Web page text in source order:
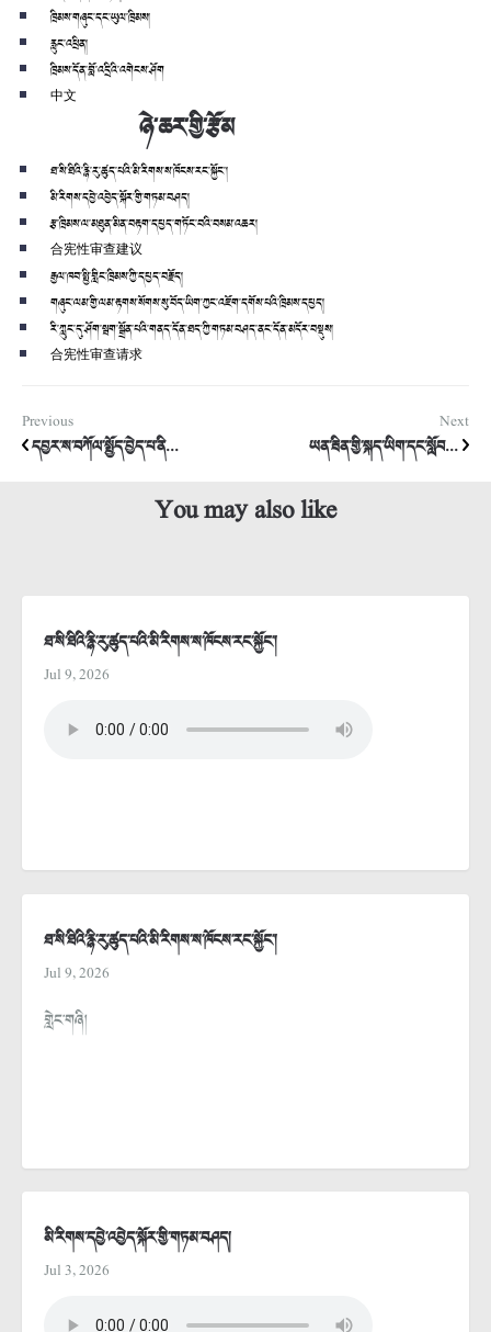
ཁྲིམས་གཞུང་དང་ཡུལ་ཁྲིམས།
རླུང་འཕྲིན།
ཁྲིམས་དོན་བློ་འདྲིའི་འགེངས་ཤོག
中文
ཉེ་ཆར་གྱི་རྩོམ
ཐ་སི་ཐིའི་རྙི་རུ་ཚུད་པའི་མི་རིགས་ས་ཁོངས་རང་སྐྱོང་།
མི་རིགས་དབྱེ་འབྱེད་སྐོར་གྱི་གཏམ་བཤད།
རྩ་ཁྲིམས་ལ་མཐུན་མིན་བརྟག་དཔྱད་གཏོང་བའི་བསམ་འཆར།
合宪性审查建议
རྒྱལ་ཁབ་སྤྱི་གླིང་ཁྲིམས་ཀྱི་དཔྱད་བརྗོད།
གཞུང་ལམ་གྱི་ལམ་རྟགས་སོགས་སུ་བོད་ཡིག་ཀྱང་འཇོག་དགོས་པའི་ཁྲིམས་དཔྱད།
རི་ཀླུང་དུ་ཤོག་སྦག་སྒྲོན་པའི་གནད་དོན་ཐད་ཀྱི་གཏམ་བཤད་ནང་དོན་མདོར་བསྡུས།
合宪性审查请求
Previous
དབྱར་ས་བཀོལ་སྤྱོད་བྱེད་པ་ནི...
Next
ཡན་རྦིན་གྱི་སྐད་ཡིག་དང་སློབ...
You may also like
ཐ་སི་ཐིའི་རྙི་རུ་ཚུད་པའི་མི་རིགས་ས་ཁོངས་རང་སྐྱོང་།
Jul 9, 2026
ཐ་སི་ཐིའི་རྙི་རུ་ཚུད་པའི་མི་རིགས་ས་ཁོངས་རང་སྐྱོང་།
Jul 9, 2026
གླེང་གཞི།
མི་རིགས་དབྱེ་འབྱེད་སྐོར་གྱི་གཏམ་བཤད།
Jul 3, 2026